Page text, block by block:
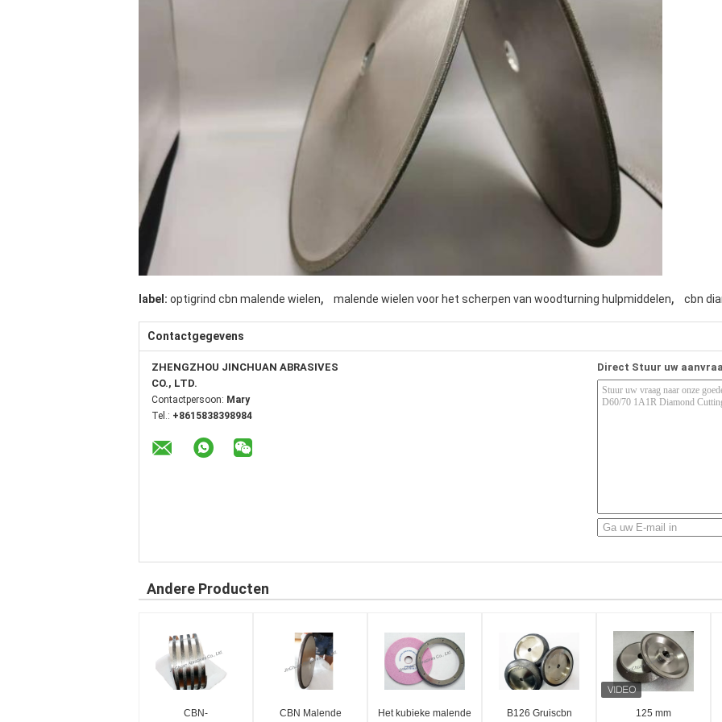
label: optigrind cbn malende wielen, malende wielen voor het scherpen van woodturning hulpmiddelen, cbn
Contactgegevens
ZHENGZHOU JINCHUAN ABRASIVES
CO., LTD.
Contactpersoon: Mary
Tel.: +8615838398984
Direct Stuur uw
Andere Producten
CBN- CBN Malende Het kubieke malende B126 Gruiscbn 125 mm